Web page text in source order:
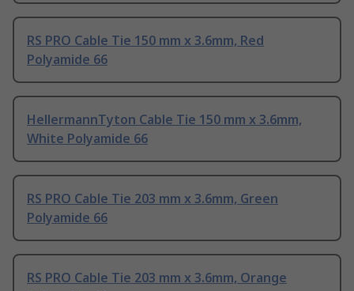
RS PRO Cable Tie 150 mm x 3.6mm, Red
Polyamide 66
HellermannTyton Cable Tie 150 mm x 3.6mm,
White Polyamide 66
RS PRO Cable Tie 203 mm x 3.6mm, Green
Polyamide 66
RS PRO Cable Tie 203 mm x 3.6mm, Orange